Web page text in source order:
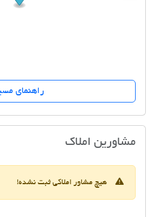
راهنمای
مشاورین املاکاملاک امین
هیچ مشاور املاکی ثبت نشده!